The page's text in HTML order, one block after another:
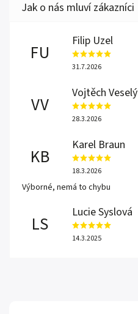
FU
Filip Uzel
31.7.2026
VV
Vojtěch Veselý
28.3.2026
KB
Karel Braun
18.3.2026
Výborné, nemá to chybu
LS
Lucie Syslová
14.3.2025